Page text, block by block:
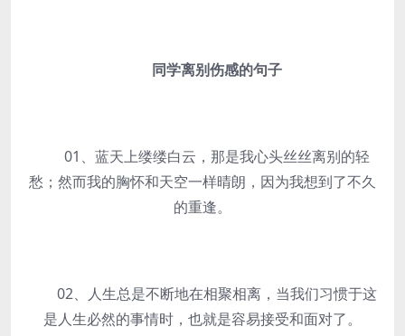
同学离别伤感的句子
01、蓝天上缕缕白云，那是我心头丝丝离别的轻
愁；然而我的胸怀和天空一样晴朗，因为我想到了不久
的重逢。
02、人生总是不断地在相聚相离，当我们习惯于这
是人生必然的事情时，也就是容易接受和面对了。